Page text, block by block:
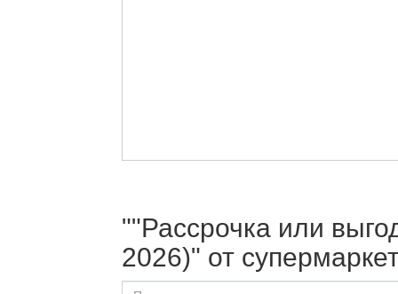
""Рассрочка или
2026)" от